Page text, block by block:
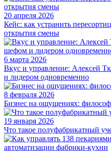
20 апреля 2026
Кейс: как устранить
открытия смены
6 марта 2026
Вкус и управление: Алексей
и лидером одновременно
8 февраля 2026
Бизнес на ощущениях:
19 января 2026
Что такое полуфабрикатный